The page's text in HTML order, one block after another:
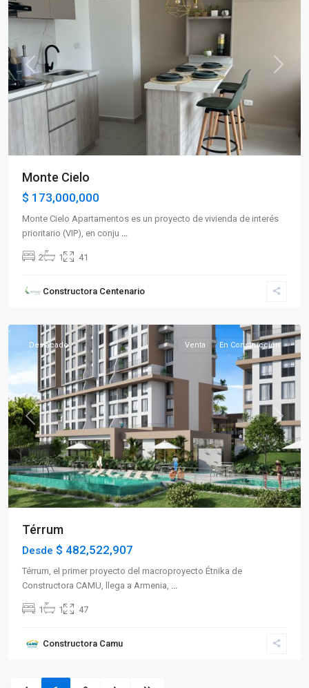
Previous Next
Monte Cielo
$ 173,000,000
Monte Cielo Apartamentos es un proyecto de vivienda de interés
prioritario (VIP), en conju ...
2 1 41
Constructora Centenario
Norte,
Previous Next
Destacado Venta En Construcción
Térrum
Desde $ 482,522,907
Térrum, el primer proyecto del macroproyecto Étnika de
Constructora CAMU, llega a Armenia,
1 1 47
Constructora Camu